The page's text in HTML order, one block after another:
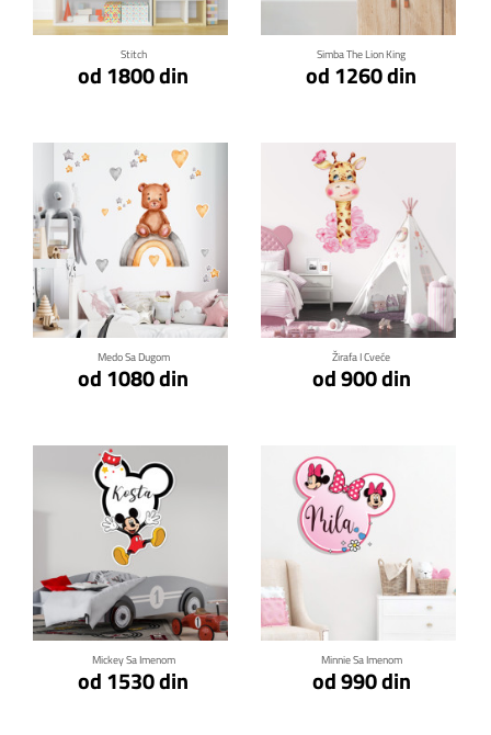
Stitch
od 1800 din
Simba The Lion King
od 1260 din
Medo Sa Dugom
od 1080 din
Klikni za detalje
Žirafa I Cveće
od 900 din
Klikni za detalje
Mickey Sa Imenom
od 1530 din
Klikni za detalje
Minnie Sa Imenom
od 990 din
Klikni za detalje